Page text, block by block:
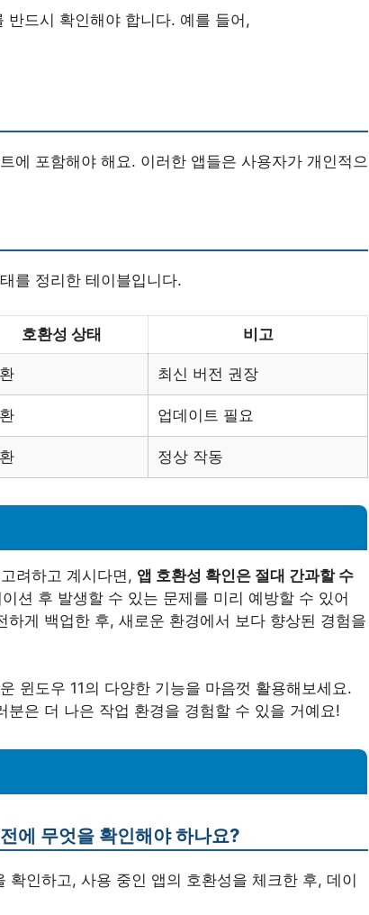
반드시 확인해야 합니다. 예를 들어,
에 포함해야 해요. 이러한 앱들은 사용자가 개인적으
를 정리한 테이블입니다.
호환성 상태 비고
최신 버전 권장
업데이트 필요
정상 작동
려하고 계시다면, 앱 호환성 확인은 절대 간과할 수
션 후 발생할 수 있는 문제를 미리 예방할 수 있어
게 백업한 후, 새로운 환경에서 보다 향상된 경험을
윈도우 11의 다양한 기능을 마음껏 활용해보세요.
은 더 나은 작업 환경을 경험할 수 있을 거예요!
에 무엇을 확인해야 하나요?
확인하고, 사용 중인 앱의 호환성을 체크한 후, 데이